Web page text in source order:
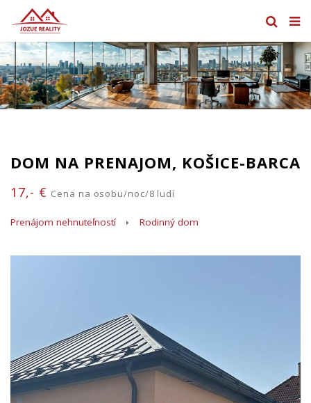
DOM NA PRENAJOM, KOŠICE-BARCA
17,- € Cena na osobu/noc/8 ludí
Prenájom nehnuteľností Rodinný dom